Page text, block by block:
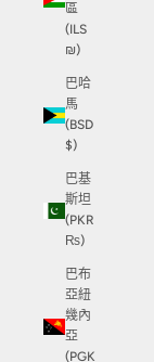
區
(ILS
₪)
巴哈
馬
(BSD
$)
巴基
斯坦
(PKR
₨)
巴布
亞紐
幾內
亞
(PGK